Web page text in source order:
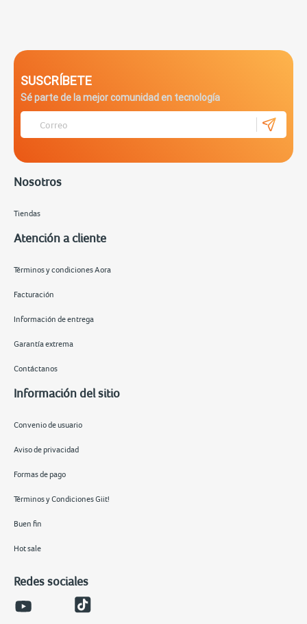
SUSCRÍBETE
Sé parte de la mejor comunidad en tecnología
Nosotros
Tiendas
Atención a cliente
Términos y condiciones Aora
Facturación
Información de entrega
Garantía extrema
Contáctanos
Información del sitio
Convenio de usuario
Aviso de privacidad
Formas de pago
Términos y Condiciones Giit!
Buen fin
Hot sale
Redes sociales